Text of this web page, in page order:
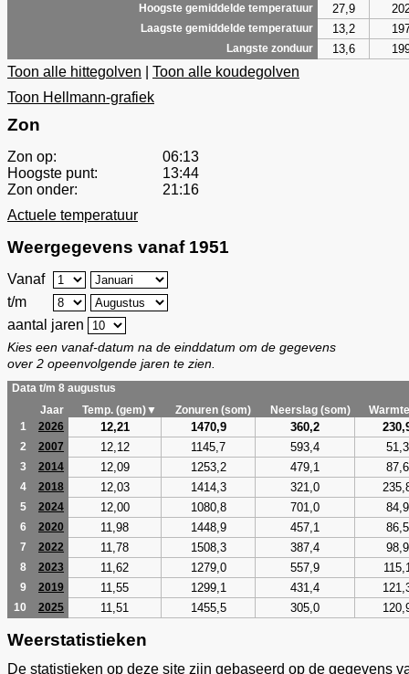
Hoogste gemiddelde temperatuur 27,9
Laagste gemiddelde temperatuur 13,2
Langste zonduur 13,6
Toon alle hittegolven
Toon alle koudegolven
Toon Hellmann-grafiek
Zon
Zon op:
06:13
Hoogste punt:
13:44
Zon onder:
21:16
Actuele temperatuur
Weergegevens vanaf 1951
Vanaf
t/m
aantal jaren
Kies een vanaf-datum na de einddatum om de gegevens
over 2 opeenvolgende jaren te zien.
Data t/m 8 augustus
Jaar
Temp. (gem)▼ Zonuren (som) Neerslag (som)
1
2026 12,21 1470,9 360,2
2 2007 12,12 1145,7 593,4 51,3
3 2014 12,09 1253,2 479,1 87,6
4 2018 12,03 1414,3 321,0
5 2024 12,00 1080,8 701,0 84,9
6 2020 11,98 1448,9 457,1 86,5
7 2022 11,78 1508,3 387,4 98,9
8 2023 11,62 1279,0 557,9
9 2019 11,55 1299,1 431,4
10 2025 11,51 1455,5 305,0
Weerstatistieken
De statistieken op deze site zijn gebaseerd op de gegevens